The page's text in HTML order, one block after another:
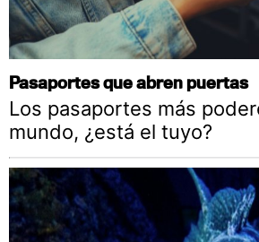
Pasaportes que abren puertas
Los pasaportes más
mundo, ¿está el tuyo?